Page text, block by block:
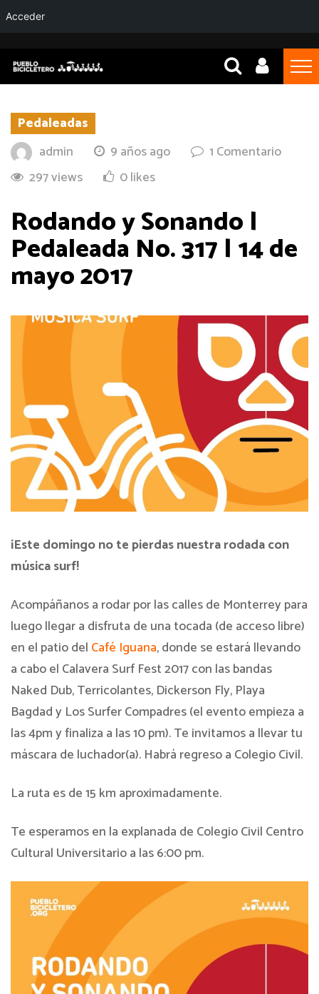
Pedaleadas
admin
9 años ago
1 Comentario
297 views
0 likes
Rodando y Sonando |
Pedaleada No. 317 | 14 de
mayo 2017
¡Este domingo no te pierdas nuestra rodada con
música surf!
Acompáñanos a rodar por las calles de Monterrey para
luego llegar a disfruta de una tocada (de acceso libre)
en el patio del Café Iguana, donde se estará llevando
a cabo el Calavera Surf Fest 2017 con las bandas
Naked Dub, Terricolantes, Dickerson Fly, Playa
Bagdad y Los Surfer Compadres (el evento empieza a
las 4pm y finaliza a las 10 pm). Te invitamos a llevar tu
máscara de luchador(a). Habrá regreso a Colegio Civil.
La ruta es de 15 km aproximadamente.
Te esperamos en la explanada de Colegio Civil Centro
Cultural Universitario a las 6:00 pm.
Acceder